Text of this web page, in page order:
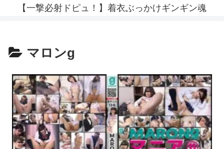
【一撃必射ドピュ！】着衣ぶっかけギンギン魂
マロンg